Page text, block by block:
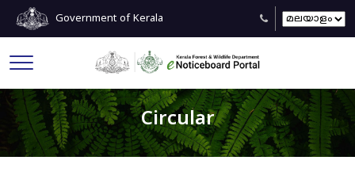
Government of Kerala
Circular